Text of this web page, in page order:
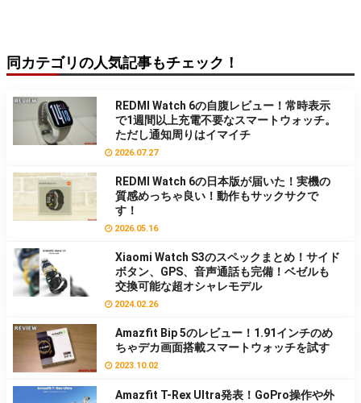
同カテゴリの人気記事もチェック！
REDMI Watch 6の自腹レビュー！常時表示
で1週間以上充電不要なスマートウォッチ。
ただし通知周りはイマイチ
2026.07.27
REDMI Watch 6の日本版が届いた！実機の
質感めっちゃ良い！動作もサックサクで
す！
2026.05.16
Xiaomi Watch S3のスペックまとめ！サイド
ボタン、GPS、音声通話も完備！ベゼルも
交換可能な超オシャレモデル
2024.02.26
Amazfit Bip 5のレビュー！1.91インチのめ
ちゃデカ画面搭載スマートウォッチを試す
2023.10.02
Amazfit T-Rex Ultra発表！GoPro操作や外